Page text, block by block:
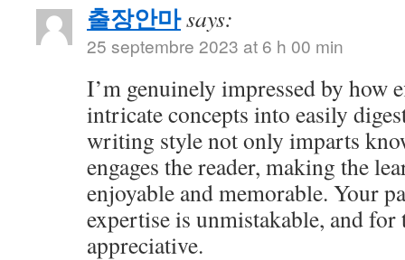
출장안마says:
25 septembre 2023 at 6 h 00 min
I’m genuinely impressed by how
intricate concepts into easily
writing style not only imparts
engages the reader, making the
enjoyable and memorable. Your
expertise is unmistakable, and for
appreciative.